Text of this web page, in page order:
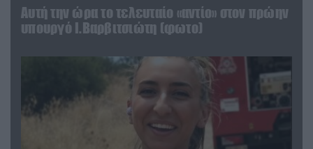
Αυτή την ώρα το τελευταίο «αντίο» στον πρώην
υπουργό Ι.Βαρβιτσιώτη (φωτο)